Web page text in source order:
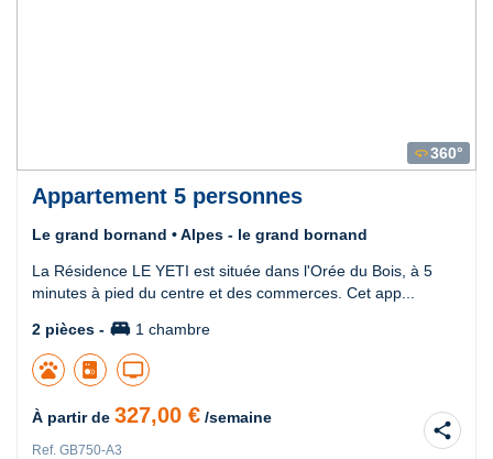
360360°
Appartement 5 personnes
Le grand bornand • Alpes - le grand bornand
La Résidence LE YETI est située dans l'Orée du Bois, à 5
minutes à pied du centre et des commerces. Cet app...
2 pièces - king_bed 1 chambre
pets tv
À partir de 327,00 € /semaine
Ref. GB750-A3
share